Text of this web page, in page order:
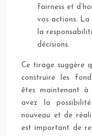
fairness et
vos actions. La
la
décisions.
Ce tirage suggère
construire les
êtes maintenant à
avez la
nouveau et de
est important de